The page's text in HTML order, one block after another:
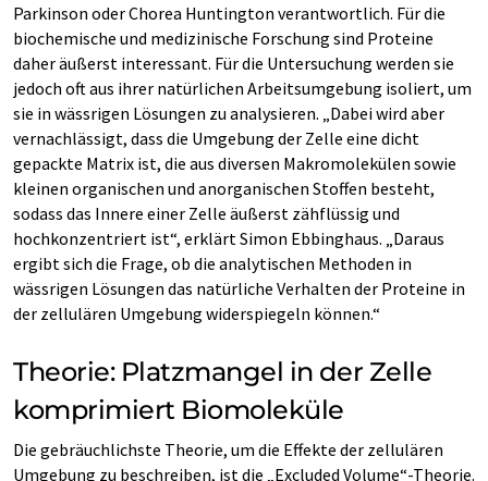
Parkinson oder Chorea Huntington verantwortlich. Für die
biochemische und medizinische Forschung sind Proteine
daher äußerst interessant. Für die Untersuchung werden sie
jedoch oft aus ihrer natürlichen Arbeitsumgebung isoliert, um
sie in wässrigen Lösungen zu analysieren. „Dabei wird aber
vernachlässigt, dass die Umgebung der Zelle eine dicht
gepackte Matrix ist, die aus diversen Makromolekülen sowie
kleinen organischen und anorganischen Stoffen besteht,
sodass das Innere einer Zelle äußerst zähflüssig und
hochkonzentriert ist“, erklärt Simon Ebbinghaus. „Daraus
ergibt sich die Frage, ob die analytischen Methoden in
wässrigen Lösungen das natürliche Verhalten der Proteine in
der zellulären Umgebung widerspiegeln können.“
Theorie: Platzmangel in der Zelle
komprimiert Biomoleküle
Die gebräuchlichste Theorie, um die Effekte der zellulären
Umgebung zu beschreiben, ist die „Excluded Volume“-Theorie.